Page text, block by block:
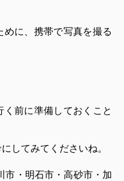
に、携帯で写真を撮る
前に準備しておくこと
してみてくださいね。
市・明石市・高砂市・加